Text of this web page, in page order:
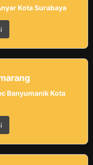
Kota Surabaya
Banyumanik Kota